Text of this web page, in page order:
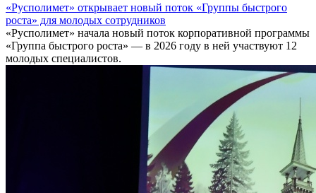
«Русполимет» открывает новый поток «Группы быстрого
роста» для молодых сотрудников
«Русполимет» начала новый поток корпоративной программы
«Группа быстрого роста» — в 2026 году в ней участвуют 12
молодых специалистов.